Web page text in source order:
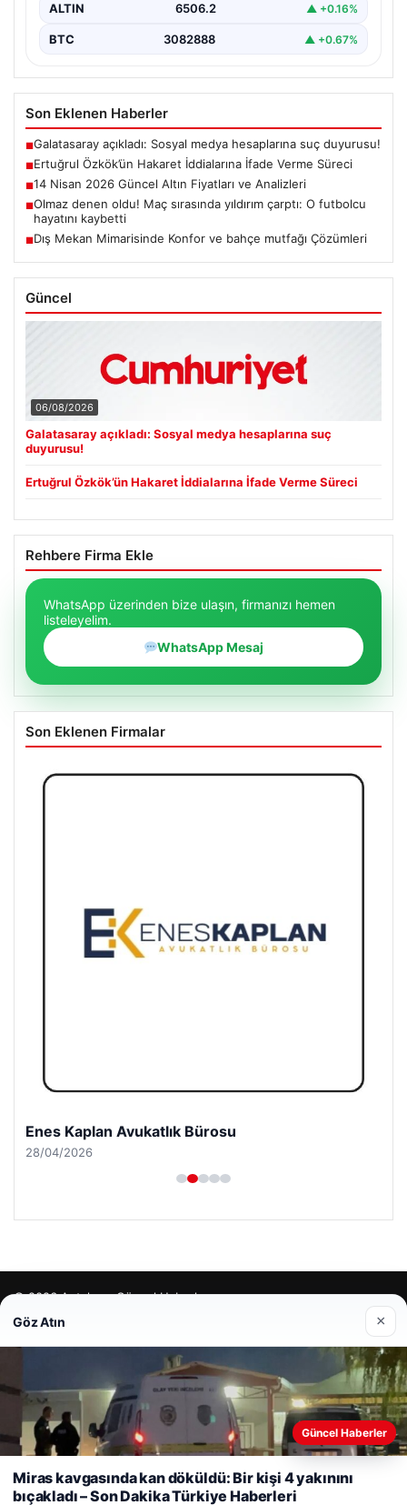
ALTIN 6506.2 ▲ +0.16%
BTC 3082888 ▲ +0.67%
Son Eklenen Haberler
■Galatasaray açıkladı: Sosyal medya hesaplarına suç duyurusu!
■Ertuğrul Özkök’ün Hakaret İddialarına İfade Verme Süreci
■14 Nisan 2026 Güncel Altın Fiyatları ve Analizleri
■Olmaz denen oldu! Maç sırasında yıldırım çarptı: O futbolcu
hayatını kaybetti
■Dış Mekan Mimarisinde Konfor ve bahçe mutfağı Çözümleri
Güncel
06/08/2026
Galatasaray açıkladı: Sosyal medya hesaplarına suç
duyurusu!
Ertuğrul Özkök’ün Hakaret İddialarına İfade Verme Süreci
Rehbere Firma Ekle
WhatsApp üzerinden bize ulaşın, firmanızı hemen
listeleyelim.
WhatsApp Mesaj
Son Eklenen Firmalar
Enes Kaplan Avukatlık Bürosu
28/04/2026
© 2026 Antalya – Güncel Haberler
Web sitemizi nasıl kullandığınızı daha iyi anlayabilmek,
kullanıyoruz.Çerez Politikamız
Göz Atın ×
Güncel Haberler
Miras kavgasında kan döküldü: Bir kişi 4 yakınını
bıçakladı – Son Dakika Türkiye Haberleri